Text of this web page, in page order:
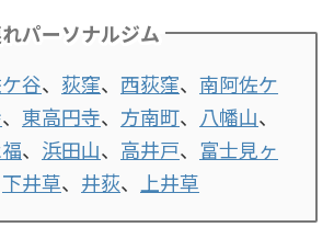
パーソナルジム
谷、 荻窪、 西荻窪、 南阿佐ケ
、 東高円寺、 方南町、 八幡山、
、 浜田山、 高井戸、 富士見ヶ
下井草、 井荻、 上井草